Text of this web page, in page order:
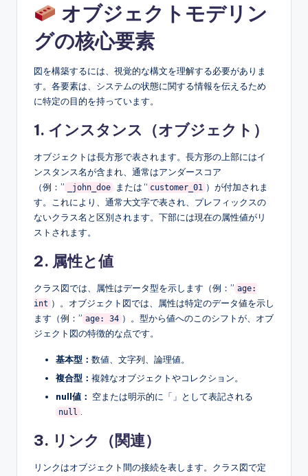
オブジェクトモデリン
グの核心要素
図を構築するには、視覚的な構文を理解する必要がありま
す。各要素は、システムの状態に関する情報を伝えるため
に特定の目的を持っています。
1. インスタンス（オブジェクト）
オブジェクトは長方形で表されます。長方形の上部にはイ
ンスタンス名が含まれ、通常はアンダースコア
（例：”
_john_doe または “ customer_01 ）が付加されま
す。これにより、通常大文字で表され、プレフィックスの
ないクラス名と区別されます。下部には現在の属性値がリ
ストされます。
2. 属性と値
クラス図では、属性はデータ型を示します（例：” age:
int ）。オブジェクト図では、属性は特定のデータ値を示し
ます（例：” age: 34 ）。型から値へのこのシフトが、オブ
ジェクト図の特徴的な点です。
基本型： 数値、文字列、論理値。
複合型： 複雑なオブジェクトやコレクション。
null値： 空または明示的に「」として表記される
null .
3. リンク（関連）
リンクはオブジェクト間の接続を表します。クラス図で定